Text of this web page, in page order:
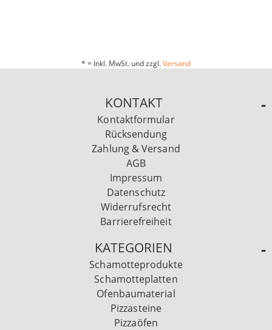
* = Inkl. MwSt. und zzgl.Versand
KONTAKT
Kontaktformular
Rücksendung
Zahlung & Versand
AGB
Impressum
Datenschutz
Widerrufsrecht
Barrierefreiheit
KATEGORIEN
Schamotteprodukte
Schamotteplatten
Ofenbaumaterial
Pizzasteine
Pizzaöfen